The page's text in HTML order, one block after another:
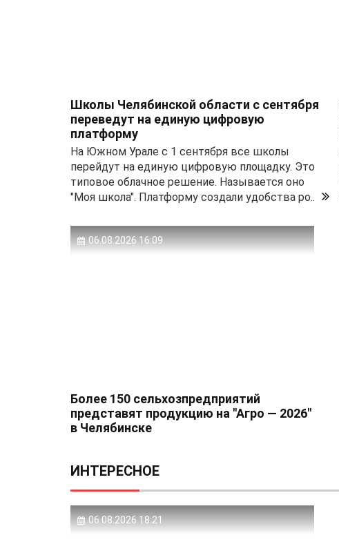
Школы Челябинской области с сентября
переведут на единую цифровую
платформу
На Южном Урале с 1 сентября все школы
перейдут на единую цифровую площадку. Это
типовое облачное решение. Называется оно
"Моя школа". Платформу создали удобства ро..
06.08.2026 16:09
Более 150 сельхозпредприятий
представят продукцию на "Агро — 2026"
в Челябинске
ИНТЕРЕСНОЕ
06.08.2026 18:21